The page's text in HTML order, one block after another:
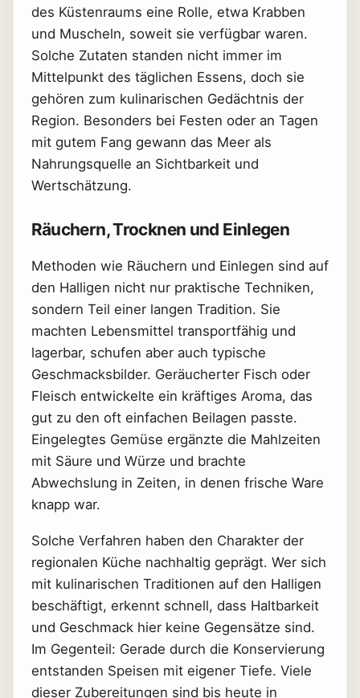
des Küstenraums eine Rolle, etwa Krabben
und Muscheln, soweit sie verfügbar waren.
Solche Zutaten standen nicht immer im
Mittelpunkt des täglichen Essens, doch sie
gehören zum kulinarischen Gedächtnis der
Region. Besonders bei Festen oder an Tagen
mit gutem Fang gewann das Meer als
Nahrungsquelle an Sichtbarkeit und
Wertschätzung.
Räuchern, Trocknen und Einlegen
Methoden wie Räuchern und Einlegen sind auf
den Halligen nicht nur praktische Techniken,
sondern Teil einer langen Tradition. Sie
machten Lebensmittel transportfähig und
lagerbar, schufen aber auch typische
Geschmacksbilder. Geräucherter Fisch oder
Fleisch entwickelte ein kräftiges Aroma, das
gut zu den oft einfachen Beilagen passte.
Eingelegtes Gemüse ergänzte die Mahlzeiten
mit Säure und Würze und brachte
Abwechslung in Zeiten, in denen frische Ware
knapp war.
Solche Verfahren haben den Charakter der
regionalen Küche nachhaltig geprägt. Wer sich
mit kulinarischen Traditionen auf den Halligen
beschäftigt, erkennt schnell, dass Haltbarkeit
und Geschmack hier keine Gegensätze sind.
Im Gegenteil: Gerade durch die Konservierung
entstanden Speisen mit eigener Tiefe. Viele
dieser Zubereitungen sind bis heute in